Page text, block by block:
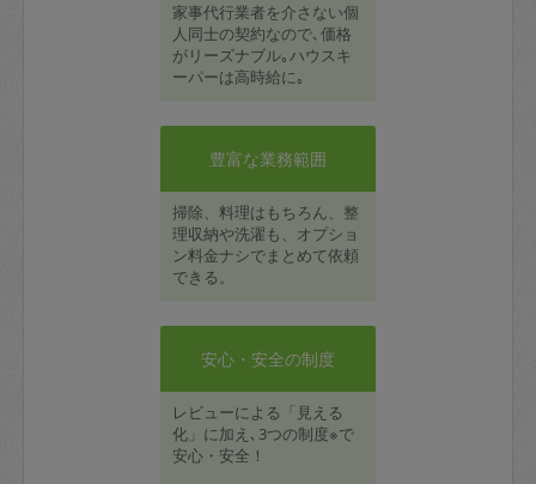
家事代行業者を介さない個
人同士の契約なので､価格
がリーズナブル｡ハウスキ
ーパーは高時給に｡
豊富な業務範囲
掃除、料理はもちろん、整
理収納や洗濯も、オプショ
ン料金ナシでまとめて依頼
できる。
安心・安全の制度
レビューによる「見える
化」に加え､3つの制度※で
安心・安全！